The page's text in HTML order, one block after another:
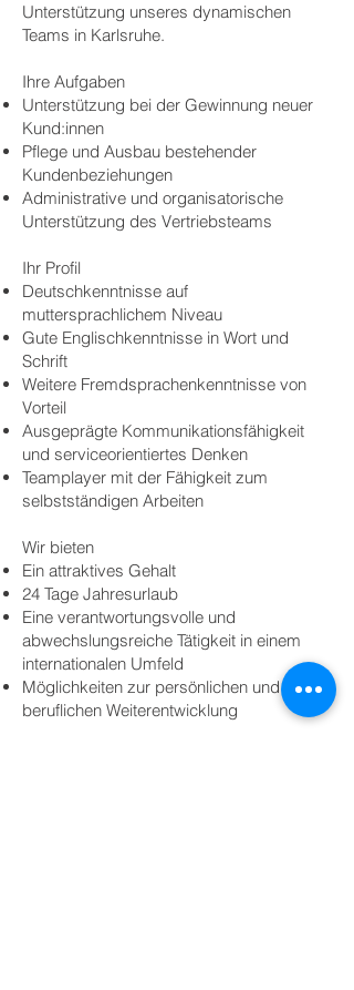
Unterstützung unseres dynamischen
Teams in Karlsruhe.
Ihre Aufgaben
Unterstützung bei der Gewinnung neuer
Kund:innen
Pflege und Ausbau bestehender
Kundenbeziehungen
Administrative und organisatorische
Unterstützung des Vertriebsteams
Ihr Profil
Deutschkenntnisse auf
muttersprachlichem Niveau
Gute Englischkenntnisse in Wort und
Schrift
Weitere Fremdsprachenkenntnisse von
Vorteil
Ausgeprägte Kommunikationsfähigkeit
und serviceorientiertes Denken
Teamplayer mit der Fähigkeit zum
selbstständigen Arbeiten
Wir bieten
Ein attraktives Gehalt
24 Tage Jahresurlaub
Eine verantwortungsvolle und
abwechslungsreiche Tätigkeit in einem
internationalen Umfeld
Möglichkeiten zur persönlichen und
beruflichen Weiterentwicklung